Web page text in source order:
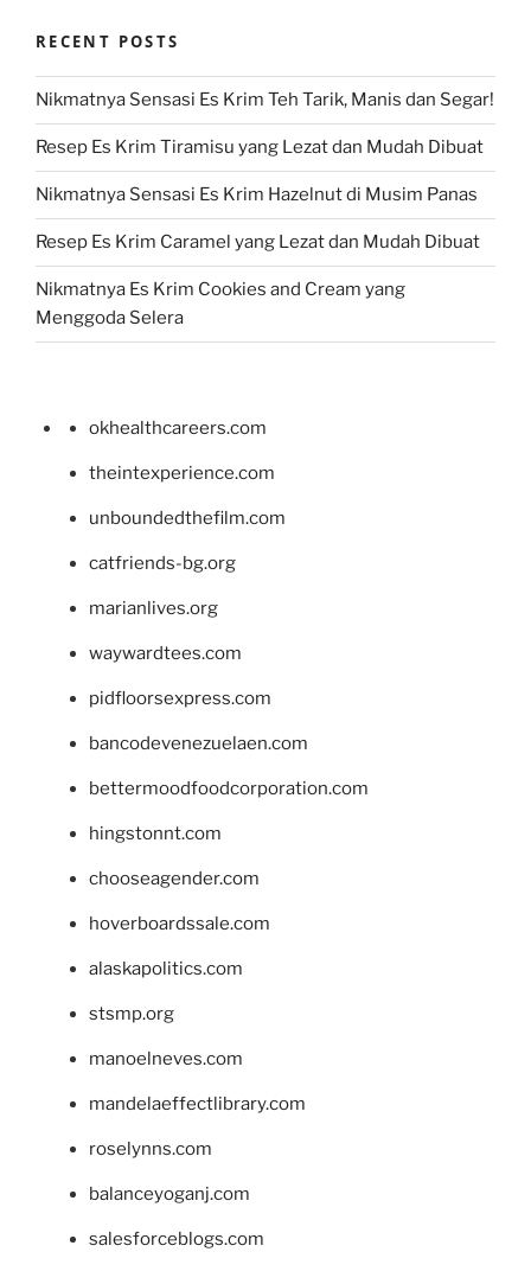
RECENT POSTS
Nikmatnya Sensasi Es Krim Teh Tarik, Manis dan Segar!
Resep Es Krim Tiramisu yang Lezat dan Mudah Dibuat
Nikmatnya Sensasi Es Krim Hazelnut di Musim Panas
Resep Es Krim Caramel yang Lezat dan Mudah Dibuat
Nikmatnya Es Krim Cookies and Cream yang
Menggoda Selera
okhealthcareers.com
theintexperience.com
unboundedthefilm.com
catfriends-bg.org
marianlives.org
waywardtees.com
pidfloorsexpress.com
bancodevenezuelaen.com
bettermoodfoodcorporation.com
hingstonnt.com
chooseagender.com
hoverboardssale.com
alaskapolitics.com
stsmp.org
manoelneves.com
mandelaeffectlibrary.com
roselynns.com
balanceyoganj.com
salesforceblogs.com